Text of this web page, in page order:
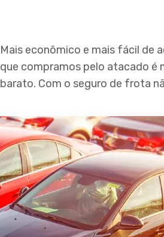
Mais econômico e mais fácil de
que compramos pelo atacado é
barato. Com o seguro de frota